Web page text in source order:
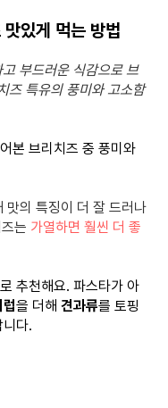
있게 먹는 방법
고 부드러운 식감으로 브
즈 특유의 풍미와 고소함
본 브리치즈 중 풍미와
맛의 특징이 더 잘 드러나
는 가열하면 훨씬 더 좋
추천해요. 파스타가 아
을 더해 견과류를 토핑
다.